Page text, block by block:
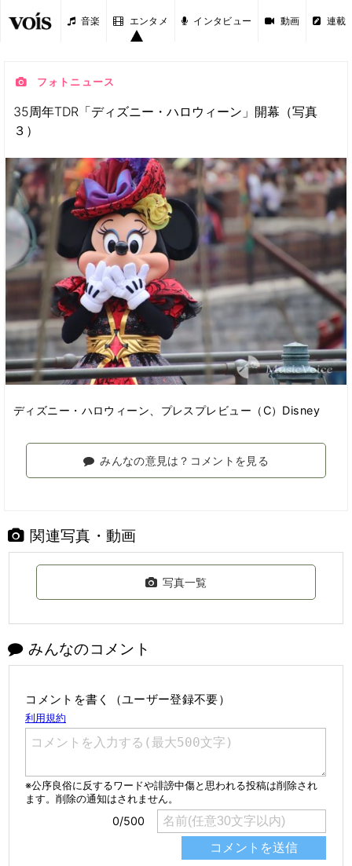
音楽 エンタメ インタビュー 動画 連載
フォトニュース
35周年TDR「ディズニー・ハロウィーン」開幕（写真
３）
ディズニー・ハロウィーン、プレスプレビュー（C）Disney
みんなの意見は？コメントを見る
関連写真・動画
写真一覧
みんなのコメント
コメントを書く（ユーザー登録不要）